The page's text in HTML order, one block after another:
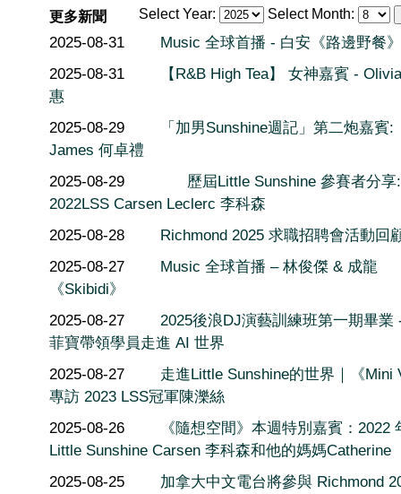
Select Year: Select Month:
更多新聞
2025-08-31
Music 全球首播 - 白安《路邊野餐》
2025-08-31
【R&B High Tea】 女神嘉賓 -
惠
2025-08-29
「加男Sunshine週記」第二炮嘉賓:
James 何卓禮
2025-08-29
歷屆Little Sunshine 參賽者分享:
2022LSS Carsen Leclerc 李科森
2025-08-28
Richmond 2025 求職招聘會活動回
2025-08-27
Music 全球首播 – 林俊傑 & 成龍
《Skibidi》
2025-08-27
2025後浪DJ演藝訓練班第一期畢業
菲寶帶領學員走進 AI 世界
2025-08-27
走進Little Sunshine的世界｜《Mini
專訪 2023 LSS冠軍陳濼絲
2025-08-26
《隨想空間》本週特別嘉賓：2022
Little Sunshine Carsen 李科森和他的媽媽Catherine
2025-08-25
加拿大中文電台將參與 Richmond